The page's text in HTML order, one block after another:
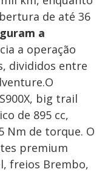
de até 36
a
a operação
divididos entre
big trail
de 895 cc,
Nm de torque. O
premium
freios Brembo,